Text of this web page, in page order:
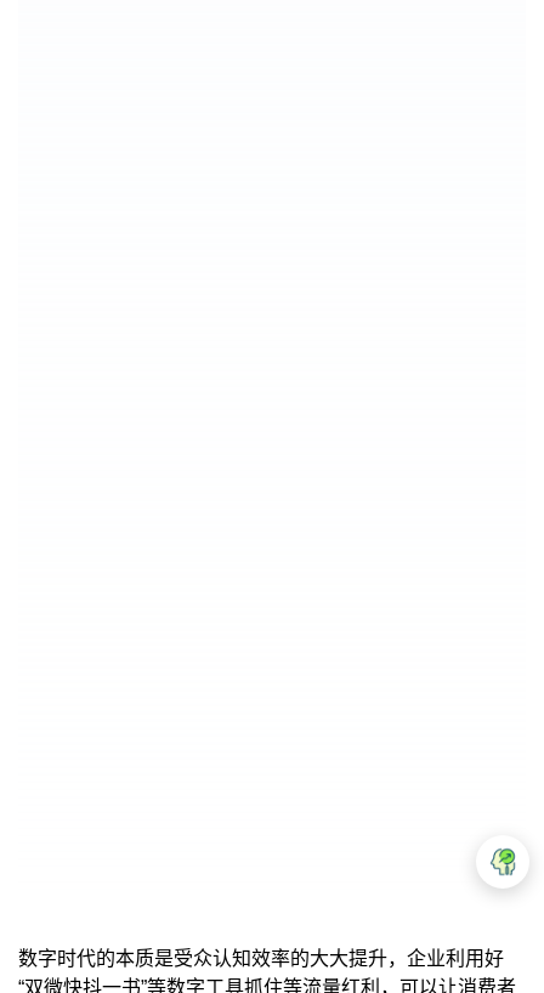
数字时代的本质是受众认知效率的大大提升，企业利用好
“双微快抖一书”等数字工具抓住等流量红利，可以让消费者